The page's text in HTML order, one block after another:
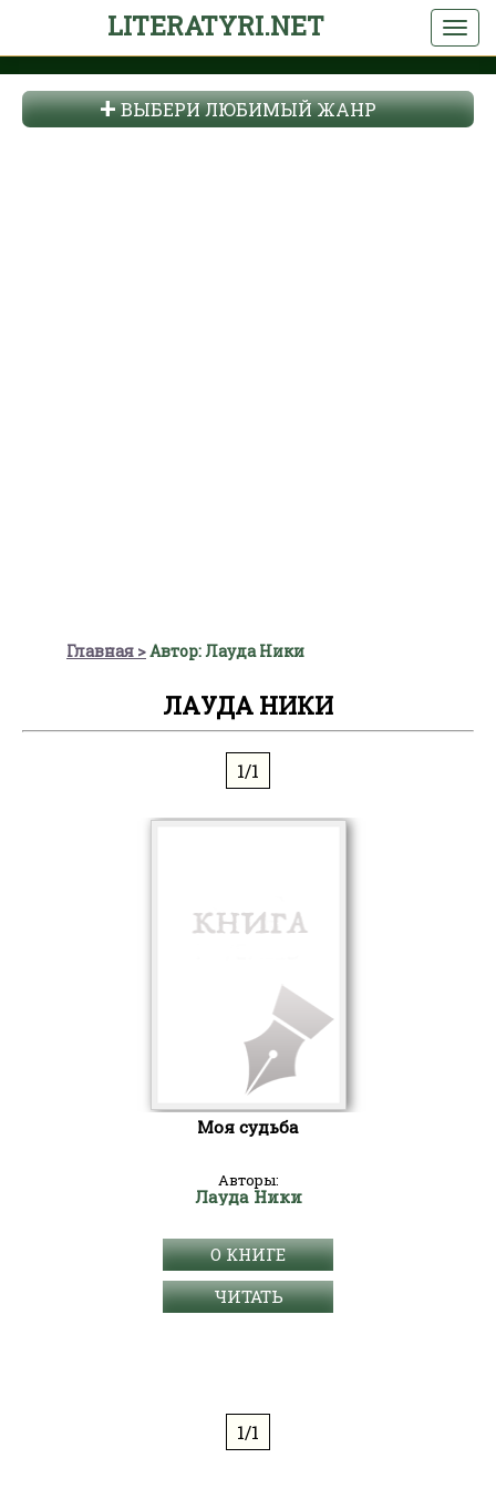
LITERATYRI.NET
ВЫБЕРИ ЛЮБИМЫЙ ЖАНР
Главная Автор: Лауда Ники
ЛАУДА НИКИ
1/1
Моя судьба
Авторы:
Лауда Ники
О КНИГЕ
ЧИТАТЬ
1/1